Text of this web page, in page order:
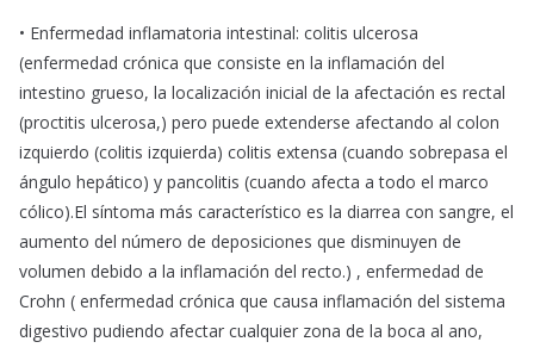
• Enfermedad inflamatoria intestinal: colitis ulcerosa
(enfermedad crónica que consiste en la inflamación del
intestino grueso, la localización inicial de la afectación es rectal
(proctitis ulcerosa,) pero puede extenderse afectando al colon
izquierdo (colitis izquierda) colitis extensa (cuando sobrepasa el
ángulo hepático) y pancolitis (cuando afecta a todo el marco
cólico).El síntoma más característico es la diarrea con sangre, el
aumento del número de deposiciones que disminuyen de
volumen debido a la inflamación del recto.) , enfermedad de
Crohn ( enfermedad crónica que causa inflamación del sistema
digestivo pudiendo afectar cualquier zona de la boca al ano,